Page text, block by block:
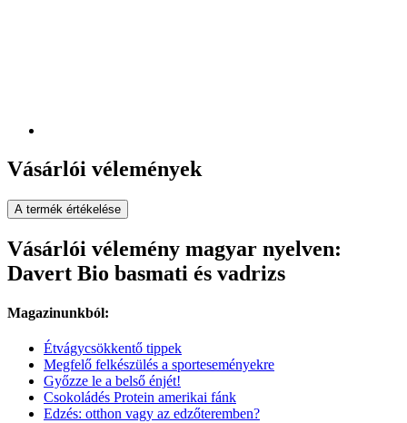
Vásárlói vélemények
A termék értékelése
Vásárlói vélemény magyar nyelven:
Davert Bio basmati és vadrizs
Magazinunkból:
Étvágycsökkentő tippek
Megfelő felkészülés a sporteseményekre
Győzze le a belső énjét!
Csokoládés Protein amerikai fánk
Edzés: otthon vagy az edzőteremben?